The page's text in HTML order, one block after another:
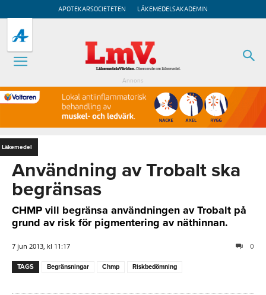
APOTEKARSOCIETETEN LÄKEMEDELSAKADEMIN
Annons
Läkemedel
Användning av Trobalt ska
begränsas
CHMP vill begränsa användningen av Trobalt på
grund av risk för pigmentering av näthinnan.
7 jun 2013, kl 11:17 0
TAGS Begränsningar Chmp Riskbedömning